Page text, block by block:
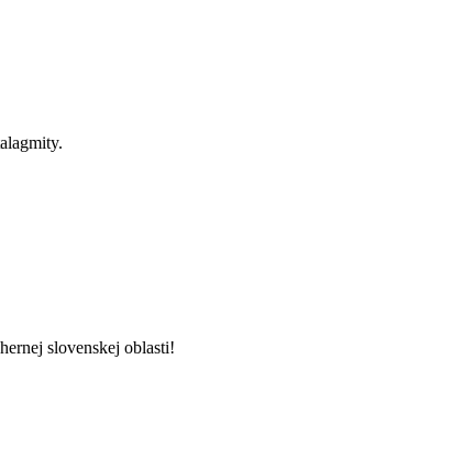
slovenskej oblasti!